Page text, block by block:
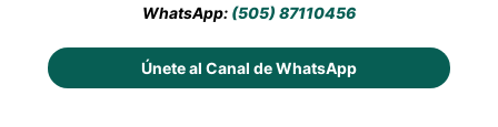
WhatsApp: (505) 87110456
Únete al Canal de WhatsApp